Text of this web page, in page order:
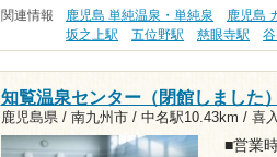
関連情報 鹿児島 単純温泉・単純泉 鹿児島
坂之上駅
五位野駅 慈眼寺駅
知覧温泉センター（閉館しました）
鹿児島県 / 南九州市 / 中名駅10.43km / 喜
■営業